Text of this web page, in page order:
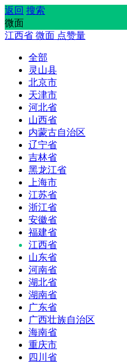
返回 搜索
微面
江西省 微面 点赞量
全部
灵山县
北京市
天津市
河北省
山西省
内蒙古自治区
辽宁省
吉林省
黑龙江省
上海市
江苏省
浙江省
安徽省
福建省
江西省
山东省
河南省
湖北省
湖南省
广东省
广西壮族自治区
海南省
重庆市
四川省